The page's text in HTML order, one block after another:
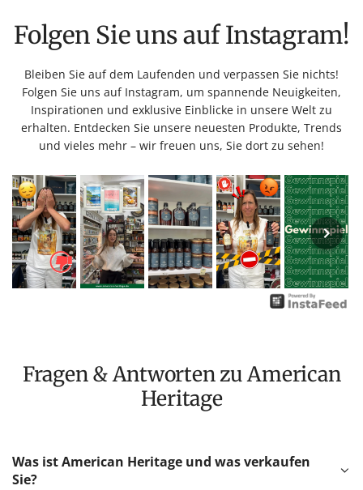
Folgen Sie uns auf Instagram!
Bleiben Sie auf dem Laufenden und verpassen Sie nichts!
Folgen Sie uns auf Instagram, um spannende Neuigkeiten,
Inspirationen und exklusive Einblicke in unsere Welt zu
erhalten. Entdecken Sie unsere neuesten Produkte, Trends
und vieles mehr – wir freuen uns, Sie dort zu sehen!
Fragen & Antworten zu American
Heritage
Was ist American Heritage und was verkaufen
Sie?